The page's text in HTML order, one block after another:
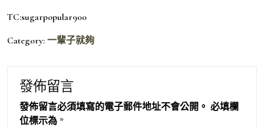
TC:sugarpopular900
Category: 一輩子就夠
發佈留言
發佈留言必須填寫的電子郵件地址不會公開。 必填欄
位標示為 *